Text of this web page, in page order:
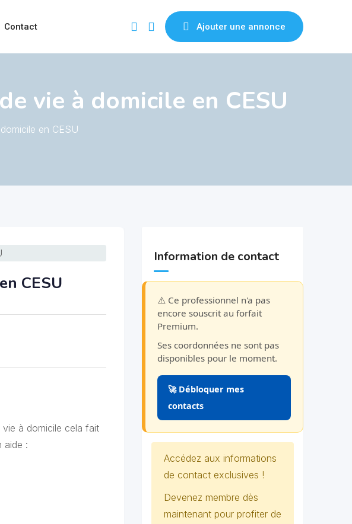
Contact Ajouter une annonce
vie à domicile en CESU
en CESU
CESU
vie à domicile cela fait
aide :
Information de contact
⚠️ Ce professionnel n'a pas
encore souscrit au forfait
Premium.
Ses coordonnées ne sont pas
disponibles pour le moment.
🚀 Débloquer mes
contacts
Accédez aux informations
de contact exclusives !
Devenez membre dès
maintenant pour profiter de